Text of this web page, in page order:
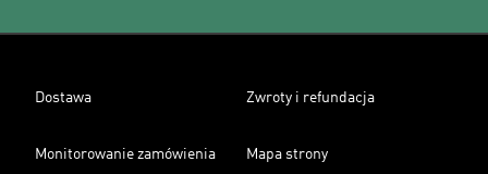
Dostawa Zwroty i refundacja
Monitorowanie zamówienia Mapa strony